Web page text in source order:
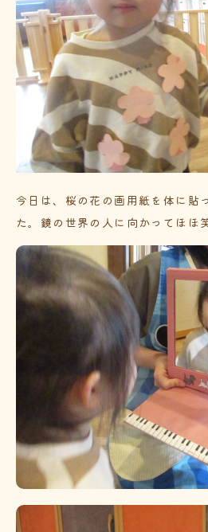
今日は、桜の花の画用紙を体に貼
た。鏡の世界の人に向かってほほ